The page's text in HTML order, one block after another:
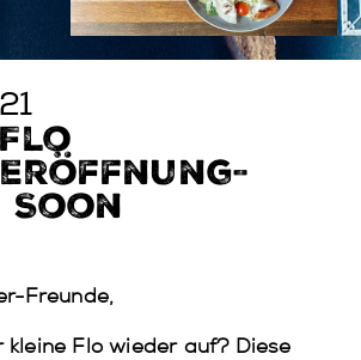
Soon
Freunde,
Flo wieder auf? Diese